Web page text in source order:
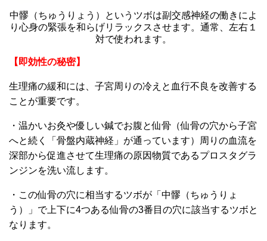
中髎（ちゅうりょう）というツボは副交感神経の働きによ
り心身の緊張を和らげリラックスさせます。通常、左右１
対で使われます。
【即効性の秘密】
生理痛の緩和には、子宮周りの冷えと血行不良を改善する
ことが重要です。
・温かいお灸や優しい鍼でお腹と仙骨（仙骨の穴から子宮
へと続く「骨盤内蔵神経」が通っています）周りの血流を
深部から促進させて生理痛の原因物質であるプロスタグラ
ンジンを洗い流します。
・この仙骨の穴に相当するツボが「中髎（ちゅうりょ
う）」で上下に4つある仙骨の3番目の穴に該当するツボと
なります。